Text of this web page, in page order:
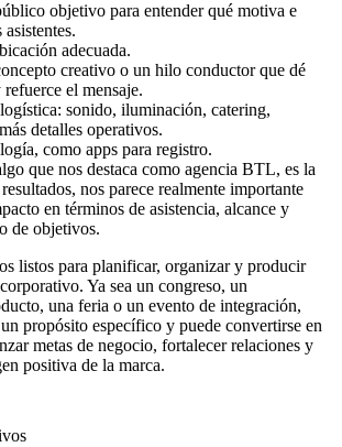
objetivo para entender qué motiva e
asistentes.
adecuada.
creativo o un hilo conductor que dé
el mensaje.
sonido, iluminación, catering,
detalles operativos.
como apps para registro.
que nos destaca como agencia BTL, es la
nos parece realmente importante
en términos de asistencia, alcance y
de objetivos.
listos para planificar, organizar y producir
Ya sea un congreso, un
una feria o un evento de integración,
propósito específico y puede convertirse en
metas de negocio, fortalecer relaciones y
positiva de la marca.